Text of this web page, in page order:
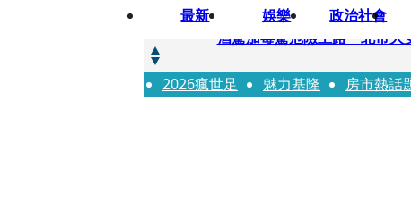
最新 娛樂 政治社會
快訊
酒駕加毒駕危險上路 北市大
快訊
Ozone黃文廷、FEniX夏浦
2026瘋世足 魅力基隆 房市熱話